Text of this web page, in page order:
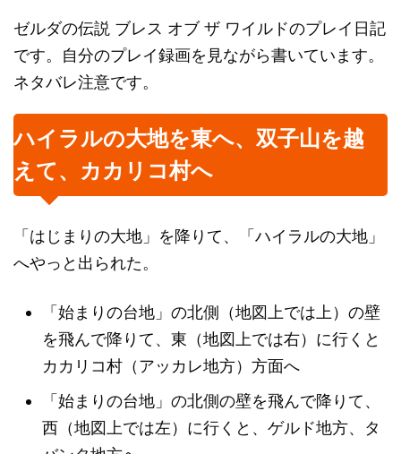
ゼルダの伝説 ブレス オブ ザ ワイルドのプレイ日記
です。自分のプレイ録画を見ながら書いています。
ネタバレ注意です。
ハイラルの大地を東へ、双子山を越
えて、カカリコ村へ
「はじまりの大地」を降りて、「ハイラルの大地」
へやっと出られた。
「始まりの台地」の北側（地図上では上）の壁
を飛んで降りて、東（地図上では右）に行くと
カカリコ村（アッカレ地方）方面へ
「始まりの台地」の北側の壁を飛んで降りて、
西（地図上では左）に行くと、ゲルド地方、タ